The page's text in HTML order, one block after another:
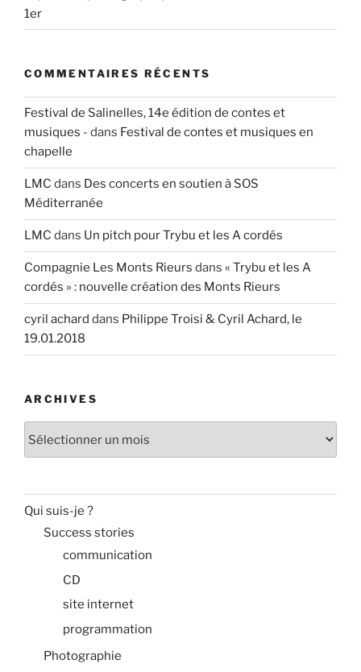
1er
COMMENTAIRES RÉCENTS
Festival de Salinelles, 14e édition de contes et
musiques - dans Festival de contes et musiques en
chapelle
LMC dans Des concerts en soutien à SOS
Méditerranée
LMC dans Un pitch pour Trybu et les A cordés
Compagnie Les Monts Rieurs dans « Trybu et les A
cordés » : nouvelle création des Monts Rieurs
cyril achard dans Philippe Troisi & Cyril Achard, le
19.01.2018
ARCHIVES
Qui suis-je ?
Success stories
communication
CD
site internet
programmation
Photographie